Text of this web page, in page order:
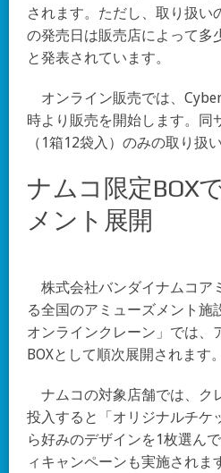
されます。ただし、取り扱い
の発売日は販売店によって多
と発表されています。
オンライン販売では、
時より販売を開始します。同
（1箱12袋入）のみの取り扱
ナムコ限定BOX
メント展開
株式会社バンダイナムコア
る全国のアミューズメント施
オンラインクレーン」では、
BOXとして順次展開されます。
ナムコの対象店舗では、ク
投入すると「オリジナルチケ
ら好みのデザインを1枚選ん
ィキャンペーンも実施されま